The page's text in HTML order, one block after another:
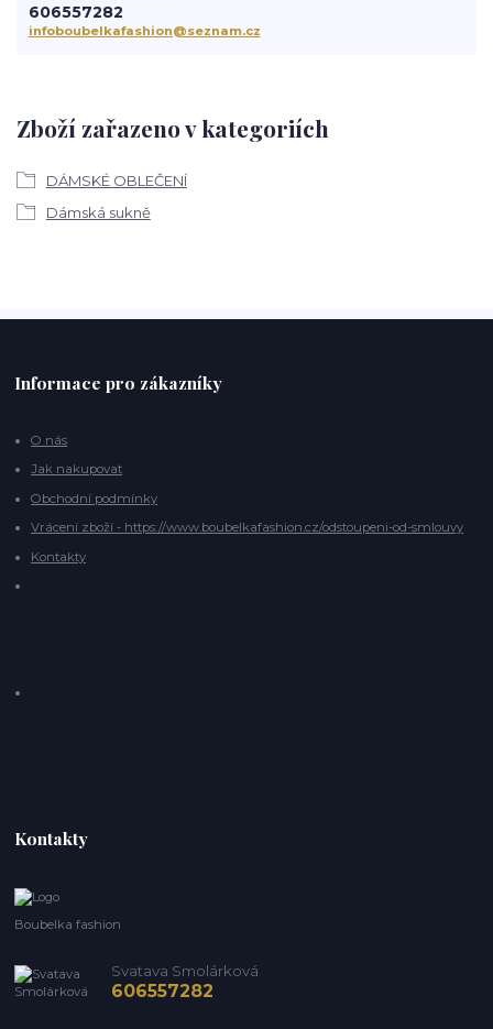
Zboží zařazeno v kategoriích
DÁMSKÉ OBLEČENÍ
Dámská sukně
606557282
infoboubelkafashion@seznam.cz
Informace pro zákazníky
O nás
Jak nakupovat
Obchodní podmínky
Vrácení zboží - https://www.boubelkafashion.cz/odstoupeni-od-smlouvy
Kontakty
Kontakty
Boubelka fashion
Svatava Smolárková
606557282